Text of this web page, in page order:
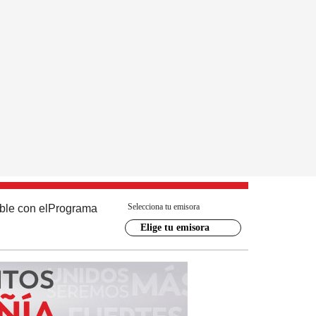
con el Programa Selecciona tu emisora
Elige tu emisora